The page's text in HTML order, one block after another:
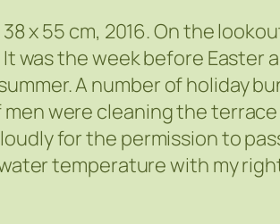
x 55 cm, 2016. On the
was the week before Easter
A number of holiday
were cleaning the
for the permission to
temperature with my